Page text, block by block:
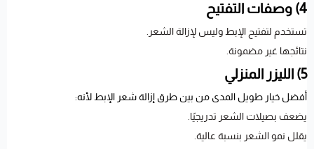
4) وصفات التفتيح
تستخدم لتفتيح الإبط وليس لإزالة الشعر.
نتائجها غير مضمونة.
5) الليزر المنزلي
أفضل خيار طويل المدى من بين طرق إزالة شعر الإبط لأنه:
يضعف بصيلات الشعر تدريجيًا.
يقلل نمو الشعر بنسبة عالية.